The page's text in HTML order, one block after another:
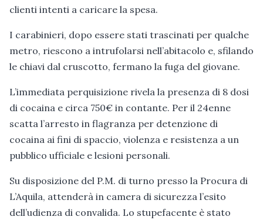
clienti intenti a caricare la spesa.
I carabinieri, dopo essere stati trascinati per qualche
metro, riescono a intrufolarsi nell’abitacolo e, sfilando
le chiavi dal cruscotto, fermano la fuga del giovane.
L’immediata perquisizione rivela la presenza di 8 dosi
di cocaina e circa 750€ in contante. Per il 24enne
scatta l’arresto in flagranza per detenzione di
cocaina ai fini di spaccio, violenza e resistenza a un
pubblico ufficiale e lesioni personali.
Su disposizione del P.M. di turno presso la Procura di
L’Aquila, attenderà in camera di sicurezza l’esito
dell’udienza di convalida. Lo stupefacente è stato